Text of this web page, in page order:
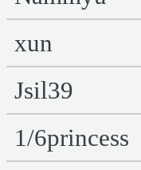
xun
Jsil39
1/6princess